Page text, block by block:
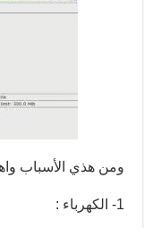
ومن هذي الأسباب
1- الكهرباء :